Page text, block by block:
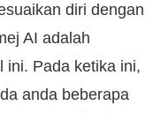
diri dengan
AI adalah
ini. Pada ketika ini,
anda beberapa